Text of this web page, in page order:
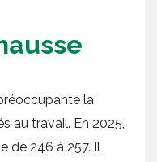
la
au travail. En 2025,
de 246 à 257. Il